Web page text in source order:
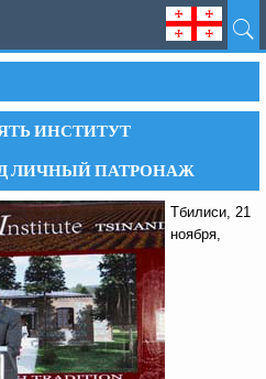
ИНСТИТУТ
ЛИЧНЫЙ ПАТРОНАЖ
Тбилиси, 21
ноября,